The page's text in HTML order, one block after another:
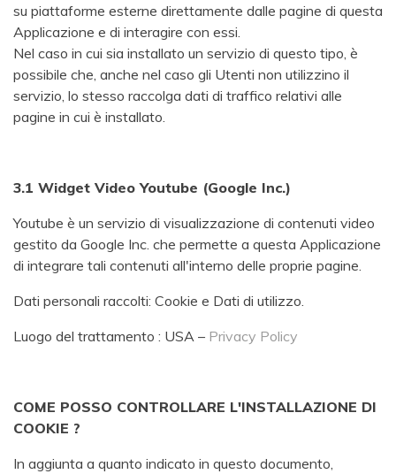
su piattaforme esterne direttamente dalle pagine di questa
Applicazione e di interagire con essi.
Nel caso in cui sia installato un servizio di questo tipo, è
possibile che, anche nel caso gli Utenti non utilizzino il
servizio, lo stesso raccolga dati di traffico relativi alle
pagine in cui è installato.
3.1 Widget Video Youtube (Google Inc.)
Youtube è un servizio di visualizzazione di contenuti video
gestito da Google Inc. che permette a questa Applicazione
di integrare tali contenuti all'interno delle proprie pagine.
Dati personali raccolti: Cookie e Dati di utilizzo.
Luogo del trattamento : USA – Privacy Policy
COME POSSO CONTROLLARE L'INSTALLAZIONE DI
COOKIE ?
In aggiunta a quanto indicato in questo documento,